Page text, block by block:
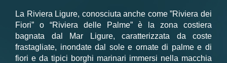
La Riviera Ligure, conosciuta anche come ”Riviera dei
Fiori” o “Riviera delle Palme” è la zona costiera
bagnata dal Mar Ligure, caratterizzata da coste
frastagliate, inondate dal sole e ornate di palme e di
fiori e da tipici borghi marinari immersi nella macchia